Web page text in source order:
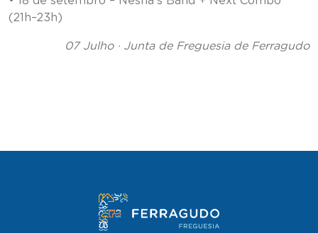
(21h–23h)
07 Julho · Junta de Freguesia de Ferragudo